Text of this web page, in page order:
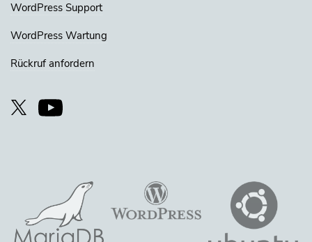
WordPress Support
WordPress Wartung
Rückruf anfordern